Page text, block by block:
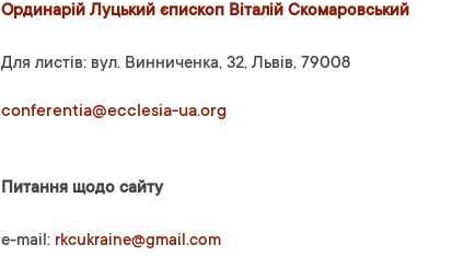
Ординарій Луцький єпископ Віталій Скомаровський
Для листів: вул. Винниченка, 32, Львів, 79008
conferentia@ecclesia-ua.org
Питання щодо сайту
e-mail: rkcukraine@gmail.com